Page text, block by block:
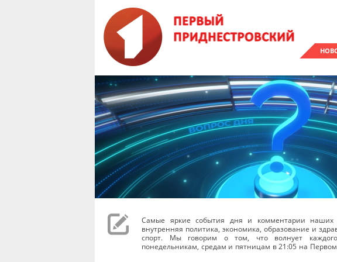
Самые яркие события дня и комментарии наших
внутренняя политика, экономика, образование и
спорт. Мы говорим о том, что волнует
понедельникам, средам и пятницам в 21:05 на